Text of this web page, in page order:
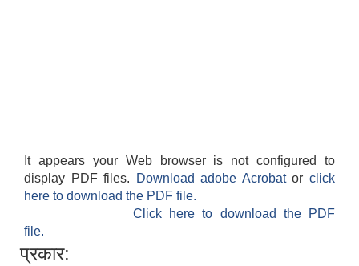
It appears your Web browser is not configured to
display PDF files.
Download adobe Acrobatorclick
here to download the PDF file.
Click here to download the PDF
file.
प्रकार: